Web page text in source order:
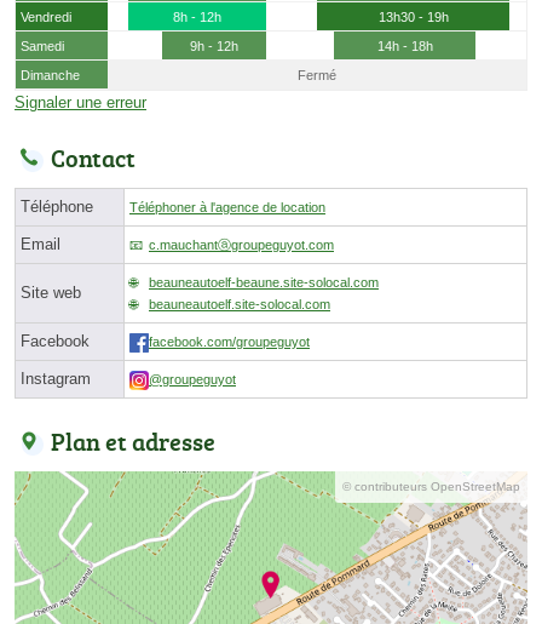
Vendredi
8h - 12h
13h30 - 19h
Samedi
9h - 12h
14h - 18h
Dimanche
Fermé
Signaler une erreur
Contact
Téléphone Téléphoner à l'agence de location
Email c.mauchantⓐgroupeguyot.com
Site web
beauneautoelf-beaune.site-solocal.com
beauneautoelf.site-solocal.com
Facebook facebook.com/groupeguyot
Instagram @groupeguyot
Plan et adresse
© contributeurs OpenStreetMap